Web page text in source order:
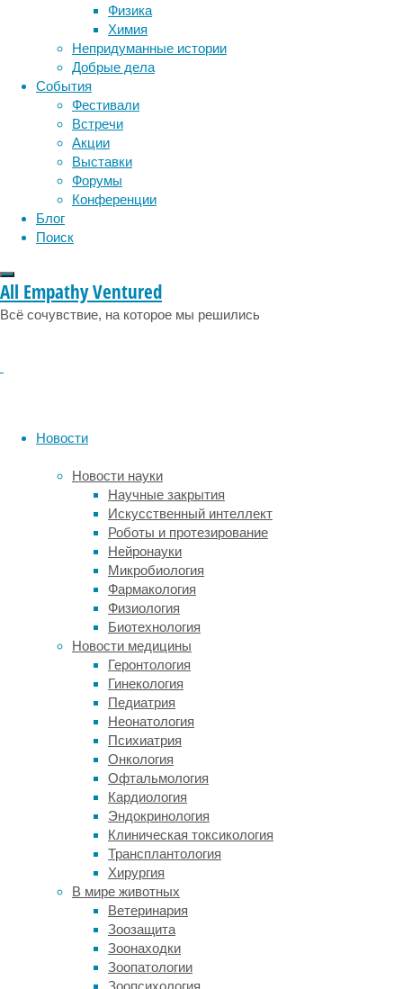
Физика
Химия
Непридуманные истории
Добрые дела
События
Фестивали
Встречи
Акции
Выставки
Форумы
Конференции
Блог
Поиск
All Empathy Ventured
Всё сочувствие, на которое мы решились
Новости
Новости науки
Научные закрытия
Искусственный интеллект
Роботы и протезирование
Нейронауки
Микробиология
Фармакология
Физиология
Биотехнология
Новости медицины
Геронтология
Гинекология
Педиатрия
Неонатология
Психиатрия
Онкология
Офтальмология
Кардиология
Эндокринология
Клиническая токсикология
Трансплантология
Хирургия
В мире животных
Ветеринария
Зоозащита
Зоонаходки
Зоопатологии
Зоопсихология
том,
его
воспринимают
окружающие.
По
данным
научных
работ,
быстрые
углеводы
становились
причиной
серьезных
сладкое
завтрак
сделало
людей
менее
привлекательными
глазах
представителей
противоположного
пола.
Сахарозаменители,
хоть
тоже
могут
принести
вред
при
чрезмерном
употреблении,
менее
калорийны
и
более
безопасны
для
здоровья.
лекарства медицина
мозг наука неврология
нейробиология
нейрофизиология
поведение
сон социальные проблемы
физиология
эмоции эпидемия